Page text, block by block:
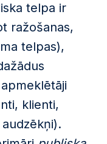
telpa ir
ražošanas,
telpas),
klienti,